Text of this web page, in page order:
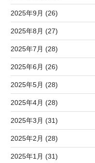
2025年9月 (26)
2025年8月 (27)
2025年7月 (28)
2025年6月 (26)
2025年5月 (28)
2025年4月 (28)
2025年3月 (31)
2025年2月 (28)
2025年1月 (31)